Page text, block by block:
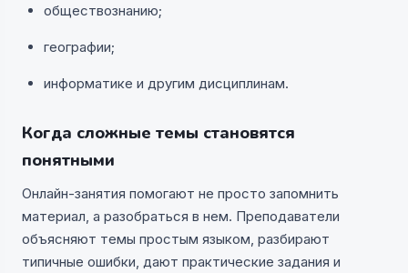
обществознанию;
географии;
информатике и другим дисциплинам.
Когда сложные темы становятся
понятными
Онлайн-занятия помогают не просто запомнить
материал, а разобраться в нем. Преподаватели
объясняют темы простым языком, разбирают
типичные ошибки, дают практические задания и